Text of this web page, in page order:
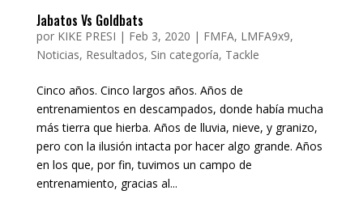
Jabatos Vs Goldbats
por KIKE PRESI | Feb 3, 2020 | FMFA, LMFA9x9,
Noticias, Resultados, Sin categoría, Tackle
Cinco años. Cinco largos años. Años de
entrenamientos en descampados, donde había mucha
más tierra que hierba. Años de lluvia, nieve, y granizo,
pero con la ilusión intacta por hacer algo grande. Años
en los que, por fin, tuvimos un campo de
entrenamiento, gracias al...